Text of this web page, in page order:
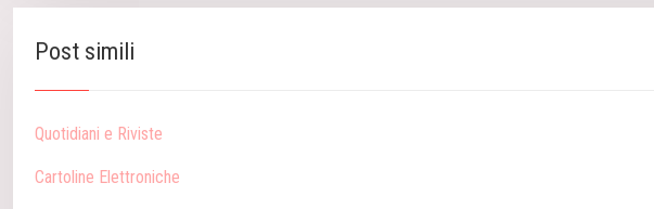
Post simili
Quotidiani e Riviste
Cartoline Elettroniche